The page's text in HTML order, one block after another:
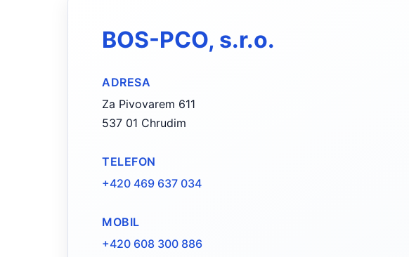
BOS-PCO, s.r.o.
ADRESA
Za Pivovarem 611
537 01 Chrudim
TELEFON
+420 469 637 034
MOBIL
+420 608 300 886